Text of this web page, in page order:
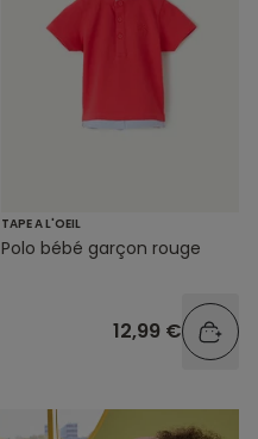
TAPE A L'OEIL
Polo bébé garçon rouge
12,99 €